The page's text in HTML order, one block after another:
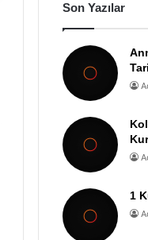
Son Yazılar
1